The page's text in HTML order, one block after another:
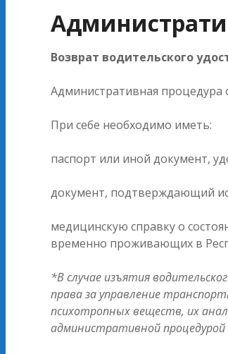
Возврат водительского
Административная процедура
При себе необходимо иметь:
паспорт или иной документ,
документ, подтверждающий
медицинскую справку о
временно проживающих в
*В случае изъятия
права за управление
психотропных веществ, их
административной